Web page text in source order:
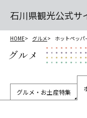
石川県観光公式サ
HOME グルメ ホットペッパ
グルメ
グルメ・お土産特集